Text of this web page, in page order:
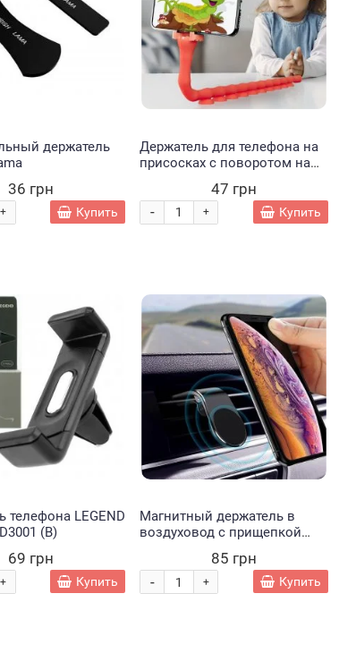
держатель
36 грн
+ Купить
Держатель для телефона на
присосках с поворотом на
Holder "Червь" Красный
47 грн
+
- Купить
телефона LEGEND
(В)
69 грн
+ Купить
Магнитный держатель в
воздуховод с прищепкой
Floveme F3 Черный (4409)
85 грн
+
- Купить